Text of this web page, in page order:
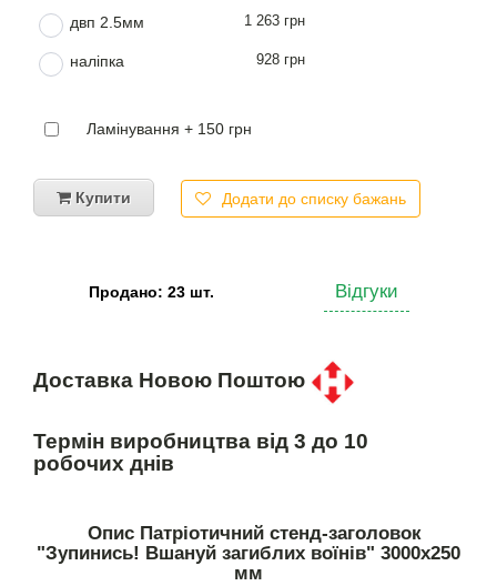
двп 2.5мм 1 263 грн
наліпка 928 грн
Ламінування + 150 грн
Купити Додати до списку бажань
Продано: 23 шт. Відгуки
Доставка Новою Поштою
Термін виробництва від 3 до 10
робочих днів
Опис Патріотичний стенд-заголовок
"Зупинись! Вшануй загиблих воїнів" 3000х250
мм